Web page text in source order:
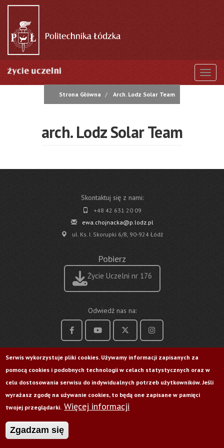
Przejdź
treści
Strona Główna Arch. Lodz Solar Team
arch. Lodz Solar Team
Skontaktuj się z nami:
+48 42 631 20 09
ewa.chojnacka@p.lodz.pl
ul. Ks. I. Skorupki 6/8, 90-924 Łódź
Pobierz
Życie Uczelni nr 176
Odwiedź nas na:
Serwis wykorzystuje pliki cookies. Używamy informacji zapisanych za
pomocą cookies i podobnych technologii w celach statystycznych oraz w
celu dostosowania serwisu do indywidualnych potrzeb użytkowników. Jeśli
wyrażasz zgodę na używanie cookies, to będą one zapisane w pamięci
twojej przeglądarki. Więcej informacji
Zgadzam się